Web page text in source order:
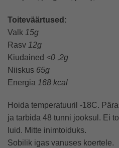
Toiteväärtused:
Valk 15g
Rasv 12g
Kiudained <0 ,2g
Niiskus 65g
Energia 168 kcal
Hoida temperatuuril -18C.
ja tarbida 48 tunni jooksul. Ei
luid. Mitte inimtoiduks.
Sobilik igas vanuses koertele.